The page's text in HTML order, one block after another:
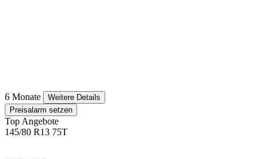
6 Monate
Weitere Details
Preisalarm setzen
Top Angebote
145/80 R13 75T